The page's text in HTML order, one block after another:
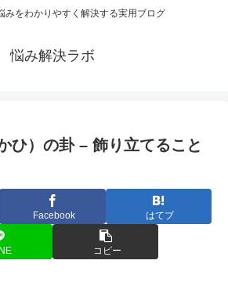
みをわかりやすく解決する実用ブログ
悩み解決ラボ
ひ）の卦 – 飾り立てること
Facebook はてブ
コピー